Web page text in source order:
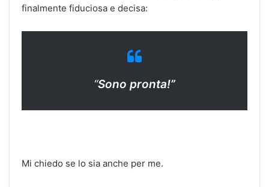
finalmente fiduciosa e decisa:
“Sono pronta!”
Mi chiedo se lo sia anche per me.